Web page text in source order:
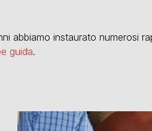
abbiamo instaurato numerosi
guida.